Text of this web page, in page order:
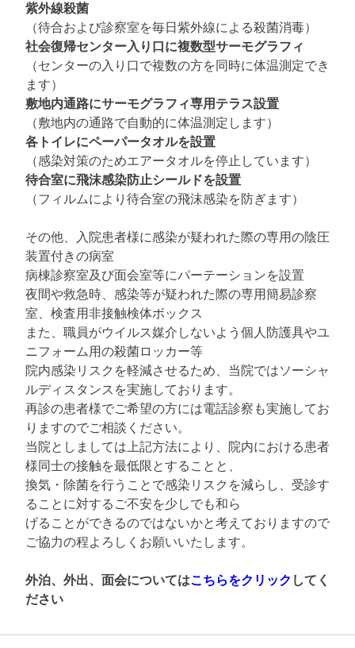
紫外線殺菌
（待合および診察室を毎日紫外線による殺菌消毒）
社会復帰センター入り口に複数型サーモグラフィ
（センターの入り口で複数の方を同時に体温測定でき
ます）
敷地内通路にサーモグラフィ専用テラス設置
（敷地内の通路で自動的に体温測定します）
各トイレにペーパータオルを設置
（感染対策のためエアータオルを停止しています）
待合室に飛沫感染防止シールドを設置
（フィルムにより待合室の飛沫感染を防ぎます）
その他、入院患者様に感染が疑われた際の専用の陰圧
装置付きの病室
病棟診察室及び面会室等にパーテーションを設置
夜間や救急時、感染等が疑われた際の専用簡易診察
室、検査用非接触検体ボックス
また、職員がウイルス媒介しないよう個人防護具やユ
ニフォーム用の殺菌ロッカー等
院内感染リスクを軽減させるため、当院ではソーシャ
ルディスタンスを実施しております。
再診の患者様でご希望の方には電話診察も実施してお
りますのでご相談ください。
当院としましては上記方法により、院内における患者
様同士の接触を最低限とすることと、
換気・除菌を行うことで感染リスクを減らし、受診す
ることに対するご不安を少しでも和ら
げることができるのではないかと考えておりますので
ご協力の程よろしくお願いいたします。
外泊、外出、面会についてはこちらをクリック してく
ださい